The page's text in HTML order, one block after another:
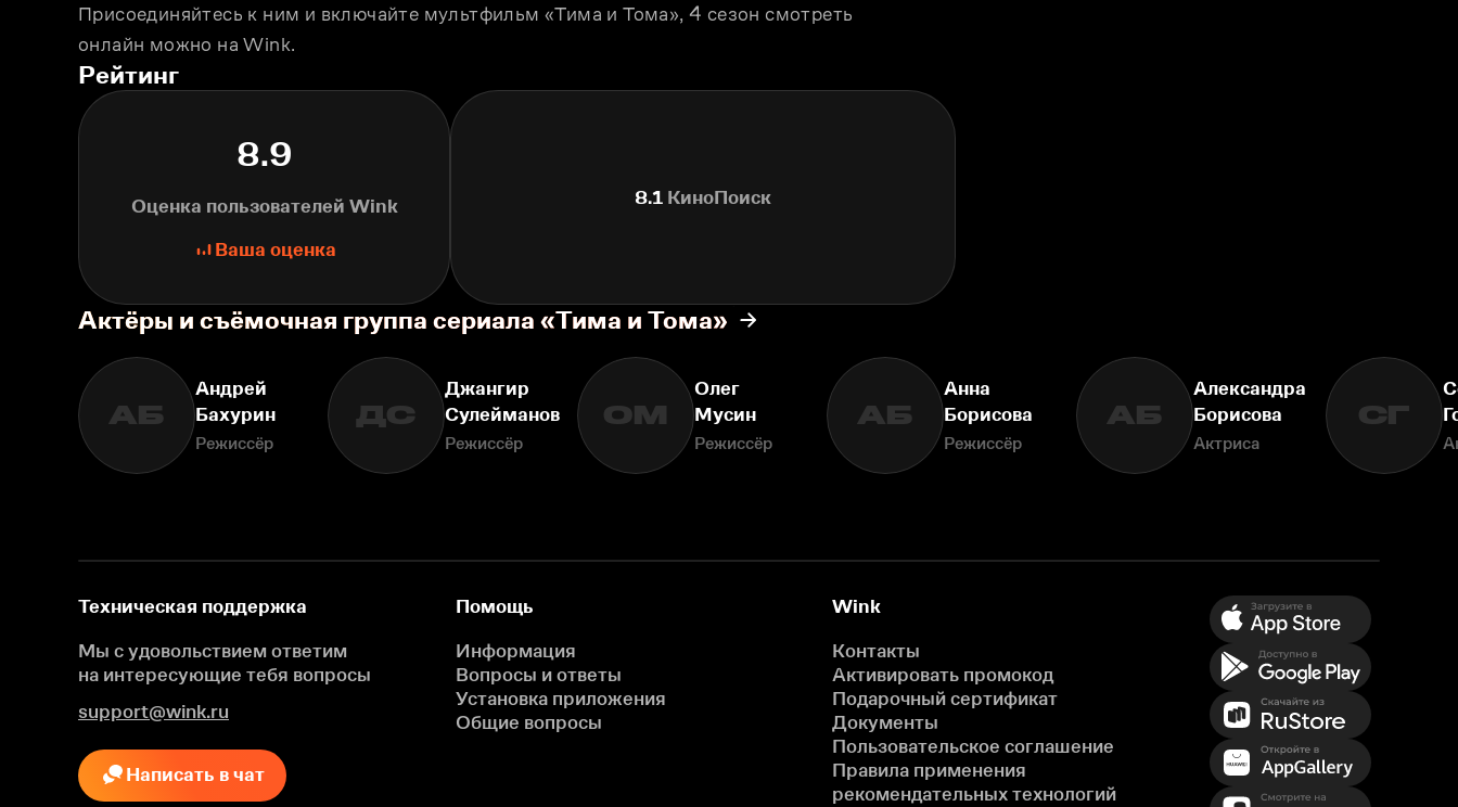
Присоединяйтесь к ним и включайте мультфильм «Тима и Тома», 4 сезон смотреть
онлайн можно на Wink.
Рейтинг
8.9
Оценка пользователей Wink
Ваша оценка
8.1КиноПоиск
Актёры и съёмочная группа сериала «Тима и Тома»
АБ
Андрей
Бахурин
Режиссёр
ДС
Джангир
Сулейманов
Режиссёр
ОМ
Олег
Мусин
Режиссёр
АБ
Анна
Борисова
Режиссёр
АБ
Александра
Борисова
Актриса
СГ
Техническая поддержка
Мы с удовольствием ответим
на интересующие тебя вопросы
support@wink.ru
Написать в чат
Помощь
Информация
Вопросы и ответы
Установка приложения
Общие вопросы
Wink
Контакты
Активировать промокод
Подарочный сертификат
Документы
Пользовательское соглашение
Правила применения
рекомендательных технологий